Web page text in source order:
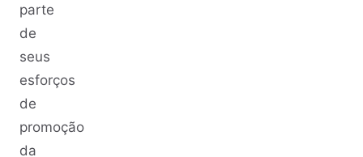
parte
de
seus
esforços
de
promoção
da